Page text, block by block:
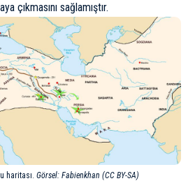
çıkmasını sağlamıştır.
haritası. Görsel: Fabienkhan (CC BY-SA)